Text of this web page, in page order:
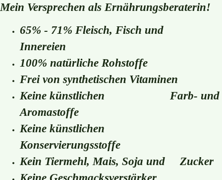
Mein Versprechen als Ernährungsberaterin!
65% - 71% Fleisch, Fisch und
Innereien
100% natürliche Rohstoffe
Frei von synthetischen Vitaminen
Keine künstlichen Farb- und
Aromastoffe
Keine künstlichen
Konservierungsstoffe
Kein Tiermehl, Mais, Soja und Zucker